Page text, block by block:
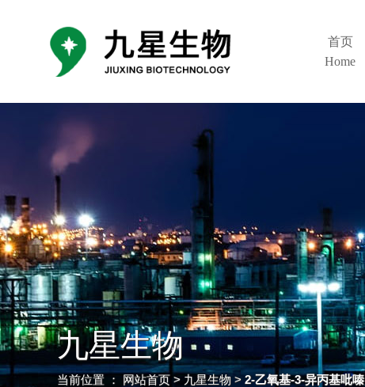
首页
Home
九星生物
当前位置 ： 网站首页 > 九星生物 > 2-乙氧基-3-异丙基吡嗪